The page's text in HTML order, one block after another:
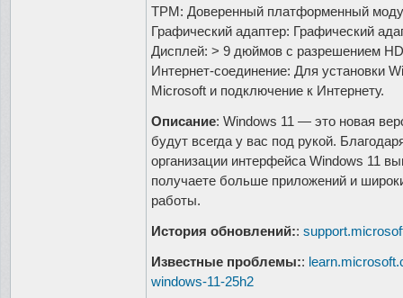
TPM: Доверенный платформенный
Графический адаптер: Графический
Дисплей: > 9 дюймов с разрешением
Интернет-соединение: Для установки
Microsoft и подключение к Интернету.
Описание: Windows 11 — это новая
будут всегда у вас под рукой.
организации интерфейса Windows 11
получаете больше приложений и
работы.
История обновлений::
Известные проблемы::
windows-11-25h2